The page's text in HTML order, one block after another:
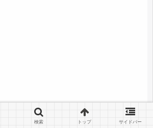
検索 トップ サイドバー